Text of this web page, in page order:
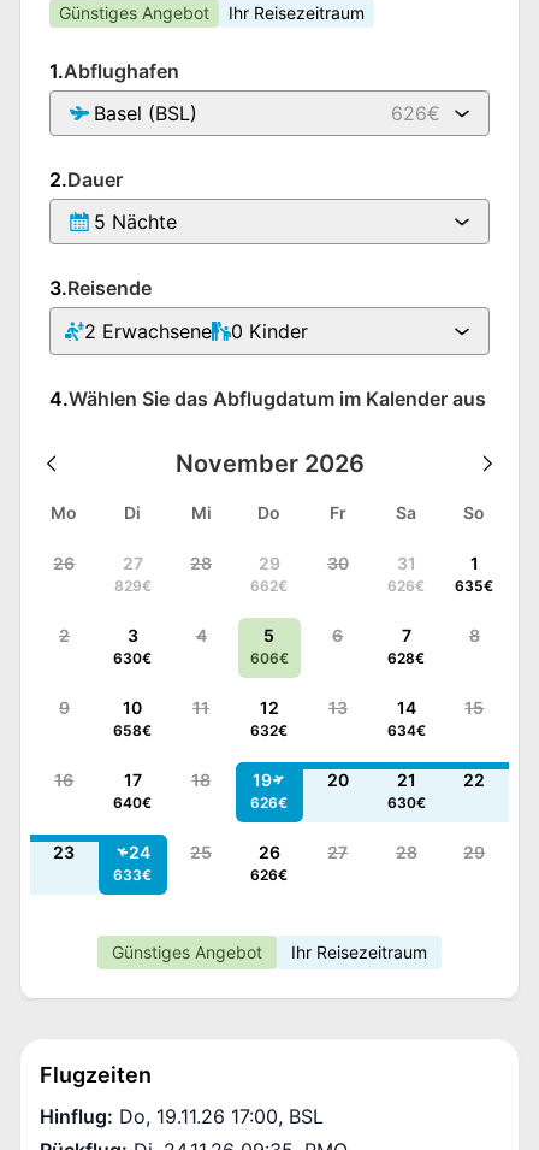
Günstiges Angebot Ihr Reisezeitraum
1.Abflughafen
Basel (BSL)
626€
2.Dauer
5 Nächte
3.Reisende
2 Erwachsene 0 Kinder
4.Wählen Sie das Abflugdatum im Kalender aus
November 2026
Mo Di Mi Do Fr Sa So
26 27
829€
28 29
662€
30 31
626€
1
635€
2 3
630€
4 5
606€
6 7
628€
8
9 10
658€
11 12
632€
13 14
634€
15
16 17
640€
18 19
626€
20 21
630€
22
23 24
633€
25 26
626€
27 28 29
Günstiges Angebot Ihr Reisezeitraum
Flugzeiten
Hinflug: Do, 19.11.26 17:00, BSL